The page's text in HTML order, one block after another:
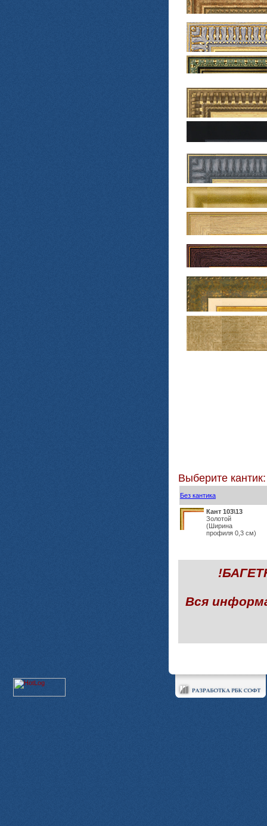
Выберите кантик:
Без кантика
Кант 103\13
Золотой
(Ширина
профиля 0,3 см)
Вся